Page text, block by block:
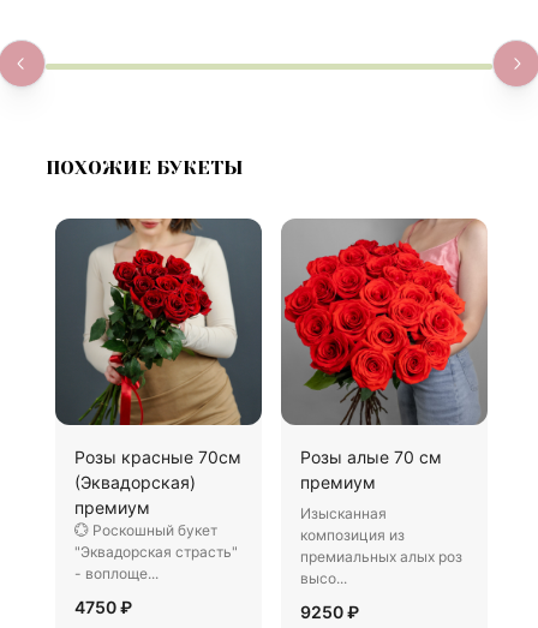
ПОХОЖИЕ БУКЕТЫ
Розы красные 70см
(Эквадорская)
премиум
💮 Роскошный букет
"Эквадорская страсть"
- воплоще...
4750 ₽
Розы алые 70 см
премиум
Изысканная
композиция из
премиальных алых роз
высо...
9250 ₽